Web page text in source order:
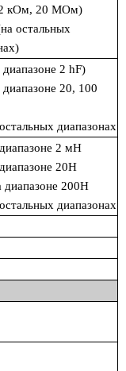
кОм, 20 МОм)
остальных
2 hF)
20, 100
диапазонах
2 мН
20Н
200Н
диапазонах